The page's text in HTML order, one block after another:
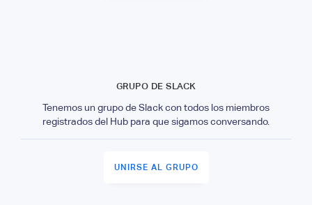
GRUPO DE SLACK
Tenemos un grupo de Slack con todos los miembros
registrados del Hub para que sigamos conversando.
UNIRSE AL GRUPO